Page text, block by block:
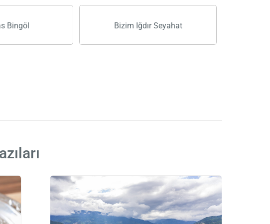
Bingöl Bizim Iğdır Seyahat